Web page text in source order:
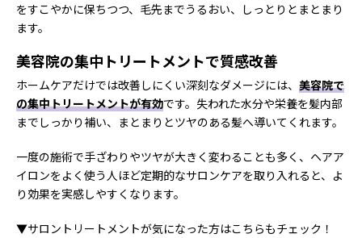
をすこやかに保ちつつ、毛先までうるおい、しっとりとまとまり
ます。
美容院の集中トリートメントで質感改善
ホームケアだけでは改善しにくい深刻なダメージには、 美容院で
の集中トリートメントが有効です。失われた水分や栄養を髪内部
までしっかり補い、まとまりとツヤのある髪へ導いてくれます。
一度の施術で手ざわりやツヤが大きく変わることも多く、ヘアア
イロンをよく使う人ほど定期的なサロンケアを取り入れると、よ
り効果を実感しやすくなります。
▼サロントリートメントが気になった方はこちらもチェック！